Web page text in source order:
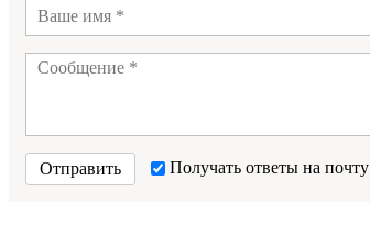
Отправить Получать ответы на почту